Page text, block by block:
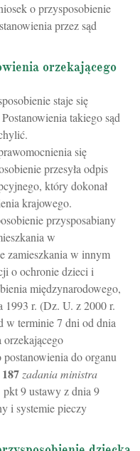
o przysposobienie
przez sąd
orzekającego
staje się
takiego sąd
się
przesyła odpis
który dokonał
krajowego.
przysposabiany
w
zamieszkania w innym
o ochronie dzieci i
międzynarodowego,
1993 r. (Dz. U. z 2000 r.
w terminie 7 dni od dnia
postanowienia do organu
187 zadania ministra
pkt 9 ustawy z dnia 9
i systemie pieczy